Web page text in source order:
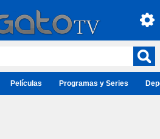
Películas Programas y Series